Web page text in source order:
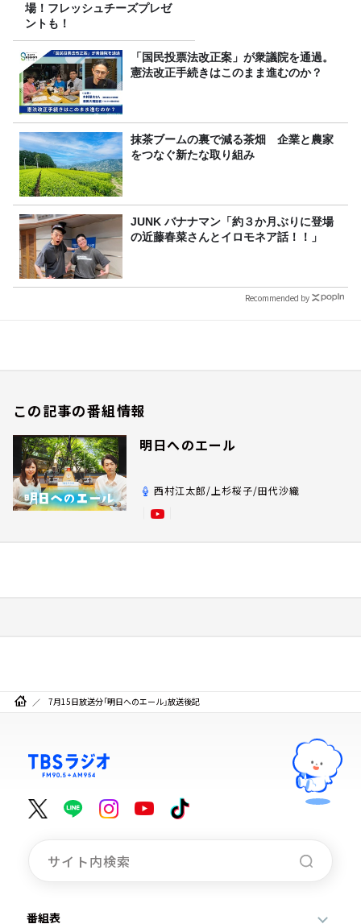
場！フレッシュチーズプレゼ
ントも！
「国民投票法改正案」が衆議院を通過。
憲法改正手続きはこのまま進むのか？
抹茶ブームの裏で減る茶畑 企業と農家
をつなぐ新たな取り組み
JUNK バナナマン「約３か月ぶりに登場
の近藤春菜さんとイロモネア話！！」
Recommended by
この記事の番組情報
明日へのエール
西村江太郎/上杉桜子/田代沙織
7月15日放送分「明日へのエール」放送後記
番組表